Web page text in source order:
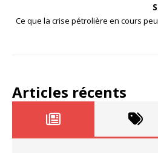
Ce que la crise pétrolière en cours
Articles récents